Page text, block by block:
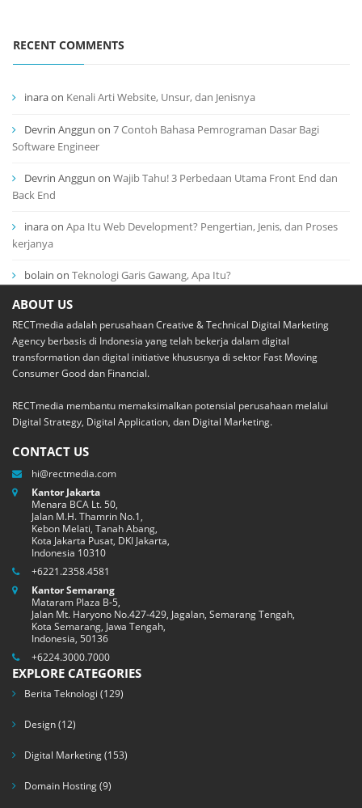
RECENT COMMENTS
inaraon Kenali Arti Website, Unsur, dan Jenisnya
Devrin Anggun on 7 Contoh Bahasa Pemrograman Dasar Bagi
Software Engineer
Devrin Anggun on Wajib Tahu! 3 Perbedaan Utama Front End dan
Back End
inaraon Apa Itu Web Development? Pengertian, Jenis, dan Proses
kerjanya
bolain on Teknologi Garis Gawang, Apa Itu?
ABOUT US
RECTmedia adalah perusahaan Creative & Technical Digital Marketing
Agency berbasis di Indonesia yang telah bekerja dalam digital
transformation dan digital initiative khususnya di sektor Fast Moving
Consumer Good dan Financial.
RECTmedia membantu memaksimalkan potensial perusahaan melalui
Digital Strategy, Digital Application, dan Digital Marketing.
CONTACT US
hi@rectmedia.com
Kantor Jakarta
Menara BCA Lt. 50,
Jalan M.H. Thamrin No.1,
Kebon Melati, Tanah Abang,
Kota Jakarta Pusat, DKI Jakarta,
Indonesia 10310
+6221.2358.4581
Kantor Semarang
Mataram Plaza B-5,
Jalan Mt. Haryono No.427-429, Jagalan, Semarang Tengah,
Kota Semarang, Jawa Tengah,
Indonesia, 50136
+6224.3000.7000
EXPLORE CATEGORIES
Berita Teknologi (129)
Design(12)
Digital Marketing(153)
Domain Hosting(9)